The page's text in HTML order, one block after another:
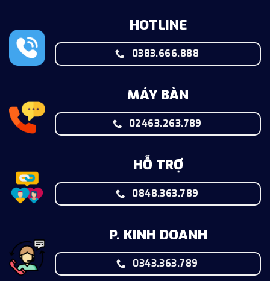
HOTLINE
0383.666.888
MÁY BÀN
02463.263.789
HỖ TRỢ
0848.363.789
P. KINH DOANH
0343.363.789